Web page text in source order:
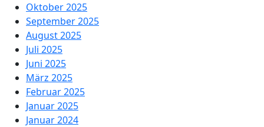
Oktober 2025
September 2025
August 2025
Juli 2025
Juni 2025
März 2025
Februar 2025
Januar 2025
Januar 2024